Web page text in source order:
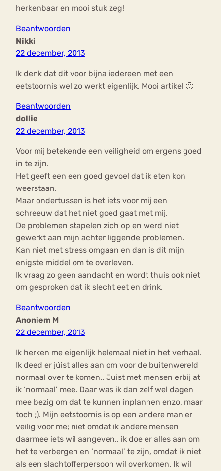
herkenbaar en mooi stuk zeg!
Beantwoorden
Nikki
22 december, 2013
Ik denk dat dit voor bijna iedereen met een
eetstoornis wel zo werkt eigenlijk. Mooi artikel 🙂
Beantwoorden
dollie
22 december, 2013
Voor mij betekende een veiligheid om ergens goed
in te zijn.
Het geeft een een goed gevoel dat ik eten kon
weerstaan.
Maar ondertussen is het iets voor mij een
schreeuw dat het niet goed gaat met mij.
De problemen stapelen zich op en werd niet
gewerkt aan mijn achter liggende problemen.
Kan niet met stress omgaan en dan is dit mijn
enigste middel om te overleven.
Ik vraag zo geen aandacht en wordt thuis ook niet
om gesproken dat ik slecht eet en drink.
Beantwoorden
Anoniem M
22 december, 2013
Ik herken me eigenlijk helemaal niet in het verhaal.
Ik deed er júist alles aan om voor de buitenwereld
normaal over te komen.. Juist met mensen erbij at
ik ‘normaal’ mee. Daar was ik dan zelf wel dagen
mee bezig om dat te kunnen inplannen enzo, maar
toch ;). Mijn eetstoornis is op een andere manier
veilig voor me; niet omdat ik andere mensen
daarmee iets wil aangeven.. ik doe er alles aan om
het te verbergen en ‘normaal’ te zijn, omdat ik niet
als een slachtofferpersoon wil overkomen. Ik wil